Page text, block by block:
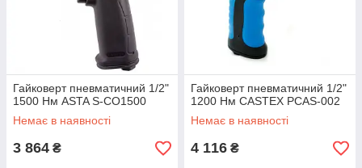
Гайковерт пневматичний 1/2"
1500 Нм ASTA S-CO1500
Немає в наявності
3 864 ₴
Гайковерт пневматичний 1/2"
1200 Нм CASTEX PCAS-002
Немає в наявності
4 116 ₴